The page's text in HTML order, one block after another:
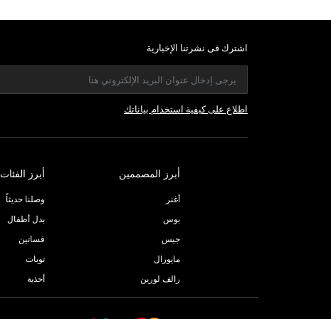
اشترك فى نشرتنا الإخبارية
اطلاع على كيفية استخدام بياناتك
أبرز المصممين
أغنر
بوس
جيس
مايورال
رالف لورين
أبرز الفئات
وصلنا حديثاً
بدل أطفال
فساتين
توبات
أحذية